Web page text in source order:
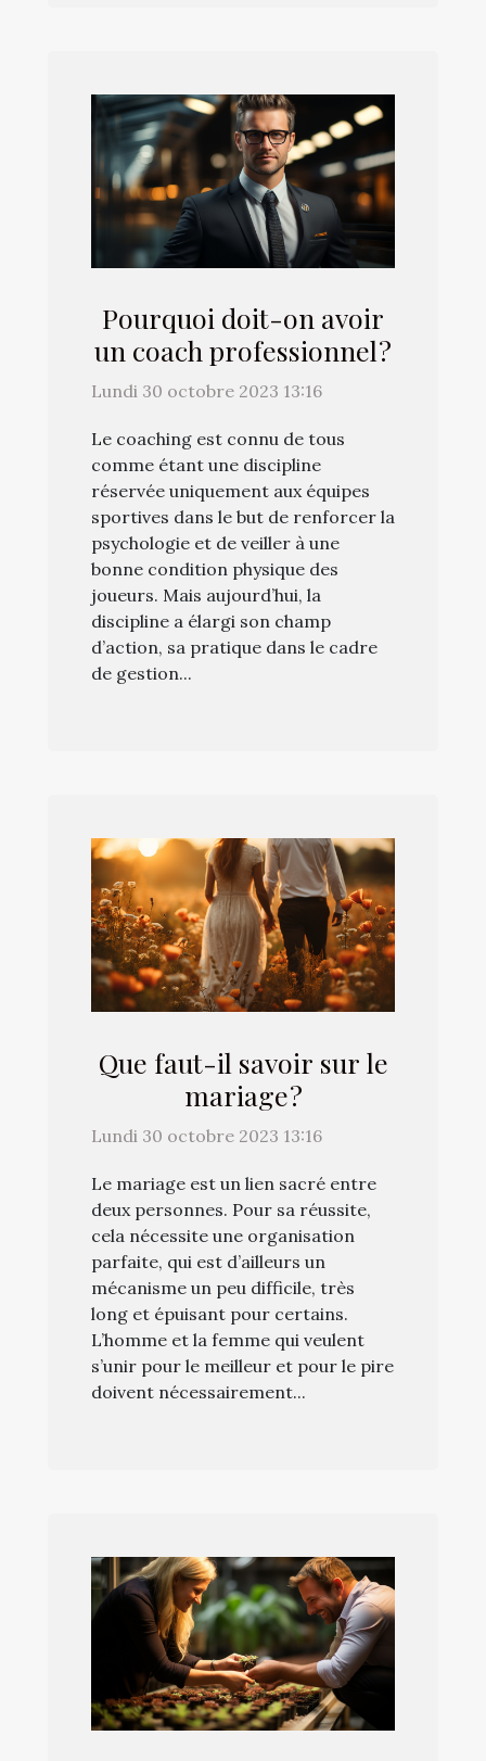
Pourquoi doit-on avoir
un coach professionnel ?
Lundi 30 octobre 2023 13:16
Le coaching est connu de tous
comme étant une discipline
réservée uniquement aux équipes
sportives dans le but de renforcer la
psychologie et de veiller à une
bonne condition physique des
joueurs. Mais aujourd’hui, la
discipline a élargi son champ
d’action, sa pratique dans le cadre
de gestion...
Que faut-il savoir sur le
mariage ?
Lundi 30 octobre 2023 13:16
Le mariage est un lien sacré entre
deux personnes. Pour sa réussite,
cela nécessite une organisation
parfaite, qui est d’ailleurs un
mécanisme un peu difficile, très
long et épuisant pour certains.
L’homme et la femme qui veulent
s’unir pour le meilleur et pour le pire
doivent nécessairement...